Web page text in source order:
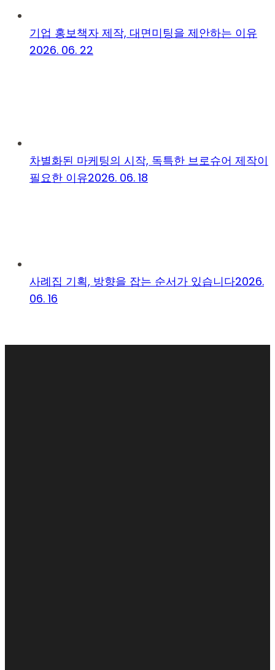
기업 홍보책자 제작, 대면미팅을 제안하는 이유
2026. 06. 22
차별화된 마케팅의 시작, 독특한 브로슈어 제작이
필요한 이유2026. 06. 18
사례집 기획, 방향을 잡는 순서가 있습니다2026.
06. 16